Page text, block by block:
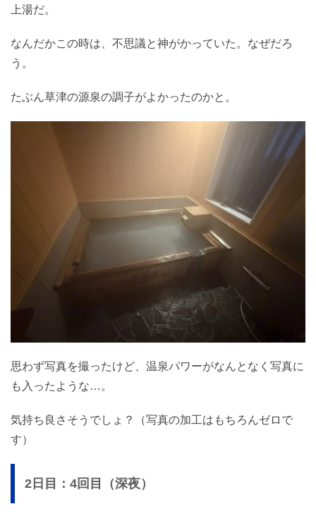
上湯だ。
なんだかこの時は、不思議と神がかっていた。なぜだろ
う。
たぶん草津の源泉の調子がよかったのかと。
思わず写真を撮ったけど、温泉パワーがなんとなく写真に
も入ったような…。
気持ち良さそうでしょ？（写真の加工はもちろんゼロで
す）
2日目：4回目（深夜）